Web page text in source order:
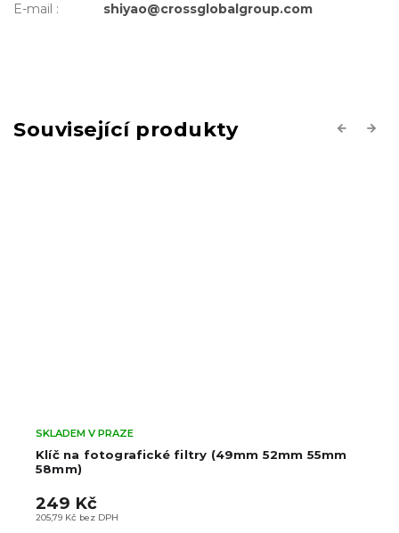
E-mail : shiyao@crossglobalgroup.com
Související produkty Previous
55mm Odklápěcí držák pro fotografické filtry
Next